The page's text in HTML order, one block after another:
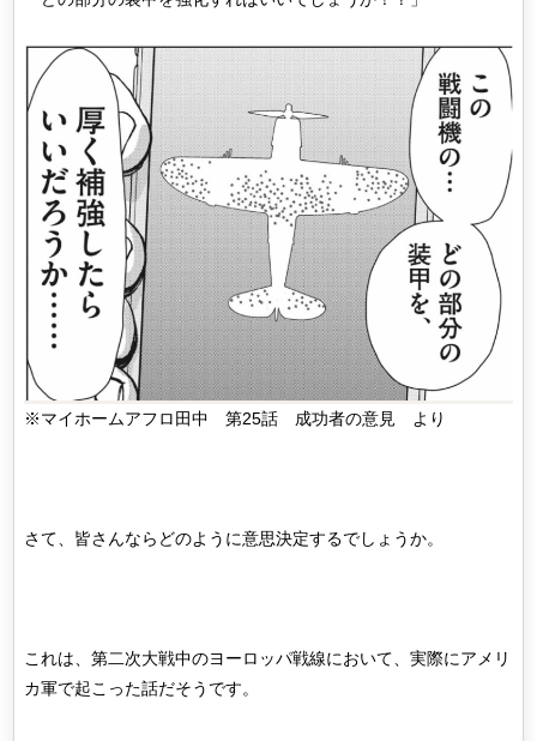
※マイホームアフロ田中 第25話 成功者の意見 より
さて、皆さんならどのように意思決定するでしょうか。
これは、第二次大戦中のヨーロッパ戦線において、実際にアメリ
カ軍で起こった話だそうです。